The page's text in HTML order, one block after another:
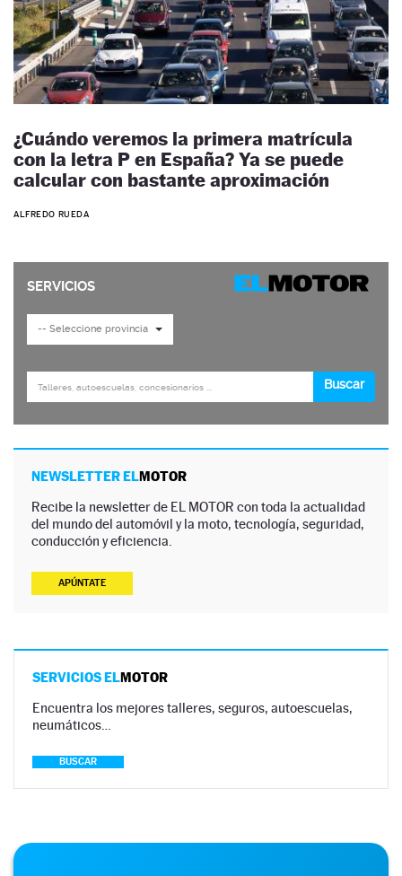
¿Cuándo veremos la primera matrícula
con la letra P en España? Ya se puede
calcular con bastante aproximación
ALFREDO RUEDA
NEWSLETTER ELMOTOR
Recibe la newsletter de EL MOTOR con toda la actualidad
del mundo del automóvil y la moto, tecnología, seguridad,
conducción y eficiencia.
APÚNTATE
SERVICIOS ELMOTOR
Encuentra los mejores talleres, seguros, autoescuelas,
neumáticos…
BUSCAR